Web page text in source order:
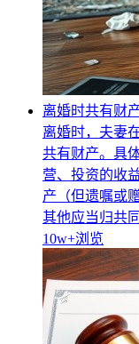
离婚时共有财
离婚时，夫妻
共有财产。具
营、投资的收
产（但遗嘱或
其他应当归共
10w+浏览